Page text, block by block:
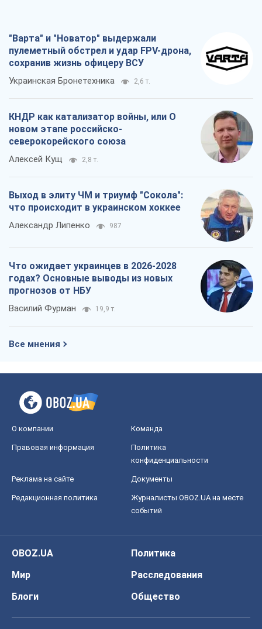
"Варта" и "Новатор" выдержали
пулеметный обстрел и удар FPV-дрона,
сохранив жизнь офицеру ВСУ
Украинская Бронетехника 2,6 т.
КНДР как катализатор войны, или О
новом этапе российско-
северокорейского союза
Алексей Кущ 2,8 т.
Выход в элиту ЧМ и триумф "Сокола":
что происходит в украинском хоккее
Александр Липенко 987
Что ожидает украинцев в 2026-2028
годах? Основные выводы из новых
прогнозов от НБУ
Василий Фурман 19,9 т.
Все мнения
О компании Команда
Правовая информация
Политика
конфиденциальности
Реклама на сайте Документы
Редакционная политика
Журналисты OBOZ.UA на месте
событий
OBOZ.UA
Политика
Мир
Расследования
Блоги
Общество